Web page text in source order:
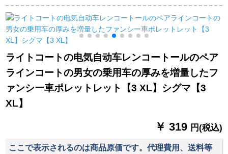
用傘折りたみ傘ポケ
ッティング
伞ロマ伞保安ポスト
に傘を置く100 kgロ
マ傘台座YRG-090
ライトコートの电気自动车レンコートールのペア
ラインコートの男女の乗用车の厚みを増量したフ
ァンシー車ポレットレット【3 XL】シグマ【3
XL】
￥ 319 円(税込)
ここで表示されるのは商品原価です。代理費用、送料等